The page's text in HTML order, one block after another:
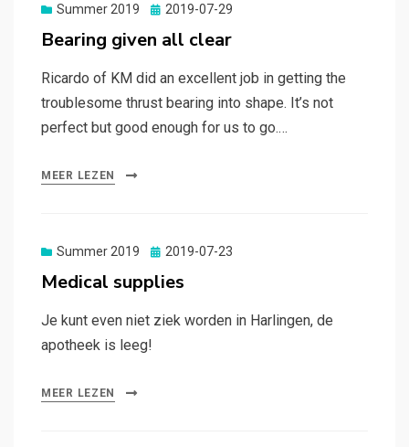
Summer 2019
Gepubliceerd
2019-07-29
Bearing given all clear
Ricardo of KM did an excellent job in getting the
troublesome thrust bearing into shape. It’s not
perfect but good enough for us to go.…
MEER LEZEN
Summer 2019
Gepubliceerd
2019-07-23
Medical supplies
Je kunt even niet ziek worden in Harlingen, de
apotheek is leeg!
MEER LEZEN